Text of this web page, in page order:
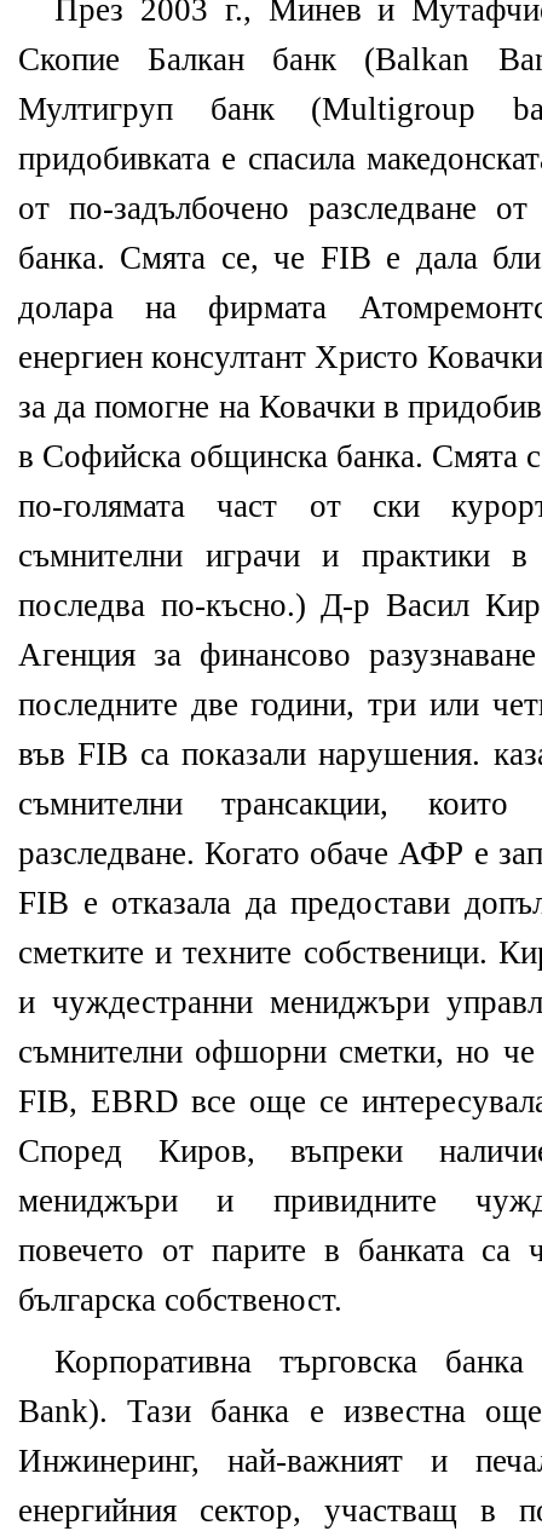
През 2003 г., Минев и
Скопие Балкан банк (Balkan
Мултигруп банк (Multigroup
придобивката е спасила
от по-задълбочено разследване
банка. Смята се, че FIB е дала
долара на фирмата
енергиен консултант Христо
за да помогне на Ковачки в
в Софийска общинска банка. Смята
по-голямата част от ски
съмнителни играчи и практики
последва по-късно.) Д-р Васил
Агенция за финансово
последните две години, три или
във FIB са показали нарушения.
съмнителни трансакции, които
разследване. Когато обаче АФР е
FIB е отказала да предостави
сметките и техните собственици.
и чуждестранни мениджъри
съмнителни офшорни сметки, но че
FIB, EBRD все още се
Според Киров, въпреки
мениджъри и привидните
повечето от парите в банката са
българска собственост.
Корпоративна търговска
Bank). Тази банка е известна
Инжинеринг, най-важният и
енергийния сектор, участващ в